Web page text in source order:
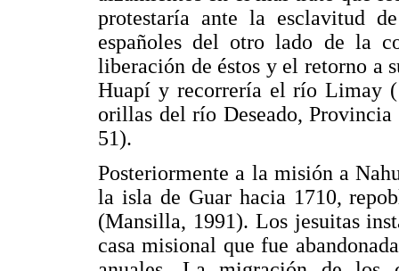
protestaría ante la esclavitud
españoles del otro lado de la
liberación de éstos y el retorno a
Huapí y recorrería el río Limay
orillas del río Deseado,
51).
Posteriormente a la misión a
la isla de Guar hacia 1710,
(Mansilla, 1991). Los jesuitas
casa misional que fue